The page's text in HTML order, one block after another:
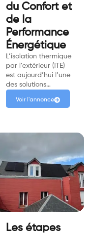
du Confort et
de la
Performance
Énergétique
L’isolation thermique
par l’extérieur (ITE)
est aujourd’hui l’une
des solutions…
Voir l'annonce
Les étapes